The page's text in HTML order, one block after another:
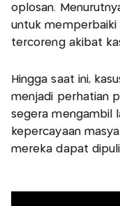
oplosan.
untuk memperbaiki
tercoreng akibat
Hingga saat ini,
menjadi perhatian
segera mengambil
kepercayaan
mereka dapat